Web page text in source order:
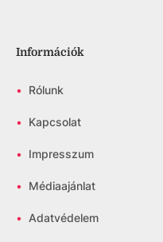
Információk
• Rólunk
• Kapcsolat
• Impresszum
• Médiaajánlat
• Adatvédelem